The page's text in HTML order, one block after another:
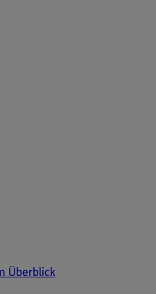
Überblick
Fussballgruß
mit deinem Gruß produziert
Spaß bei der EM 2024.